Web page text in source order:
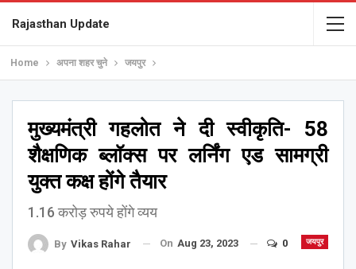
Rajasthan Update
Home अपना शहर चुने जयपुर
मुख्यमंत्री गहलोत ने दी स्वीकृति- 58
शैक्षणिक ब्लॉक्स पर लर्निंग एड सामग्री
युक्त कक्ष होंगे तैयार
1.16 करोड़ रुपये होंगे व्यय
जयपुर
By Vikas Rahar On Aug 23, 2023 0